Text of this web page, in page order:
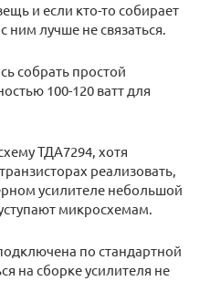
и если кто-то собирает
ним лучше не связаться.
собрать простой
100-120 ватт для
ТДА7294, хотя
реализовать,
усилителе небольшой
микросхемам.
по стандартной
на сборке усилителя не